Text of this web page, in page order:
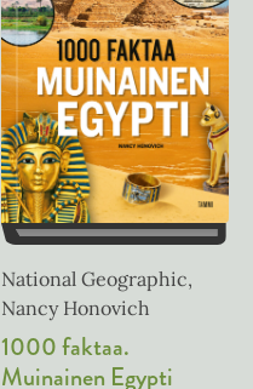
National Geographic,
Nancy Honovich
1000 faktaa.
Muinainen Egypti